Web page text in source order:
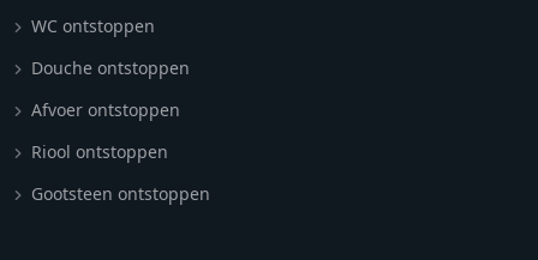
WC ontstoppen
Douche ontstoppen
Afvoer ontstoppen
Riool ontstoppen
Gootsteen ontstoppen